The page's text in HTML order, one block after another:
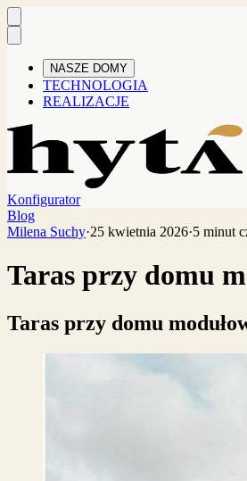
NASZE DOMY
TECHNOLOGIA
REALIZACJE
Konfigurator
Blog
Milena Suchy·25 kwietnia 2026·5 minut
Taras przy domu
Taras przy domu